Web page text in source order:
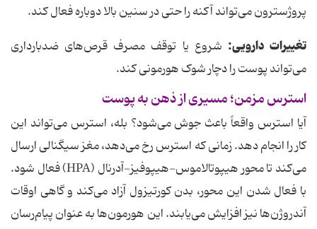
پروژسترون می‌تواند آکنه را حتی در سنین بالا دوباره فعال کند.
تغییرات دارویی: شروع یا توقف مصرف قرص‌های ضدبارداری
می‌تواند پوست را دچار شوک هورمونی کند.
استرس مزمن؛ مسیری از ذهن به پوست
آیا استرس واقعاً باعث جوش می‌شود؟ بله، استرس می‌تواند این
کار را انجام دهد. زمانی که استرس رخ می‌دهد، مغز سیگنالی ارسال
می‌کند تا محور هیپوتالاموس-هیپوفیز-آدرنال (HPA) فعال شود.
با فعال شدن این محور، بدن کورتیزول آزاد می‌کند و گاهی اوقات
آندروژن‌ها نیز افزایش می‌یابند. این هورمون‌ها به عنوان پیام‌رسان